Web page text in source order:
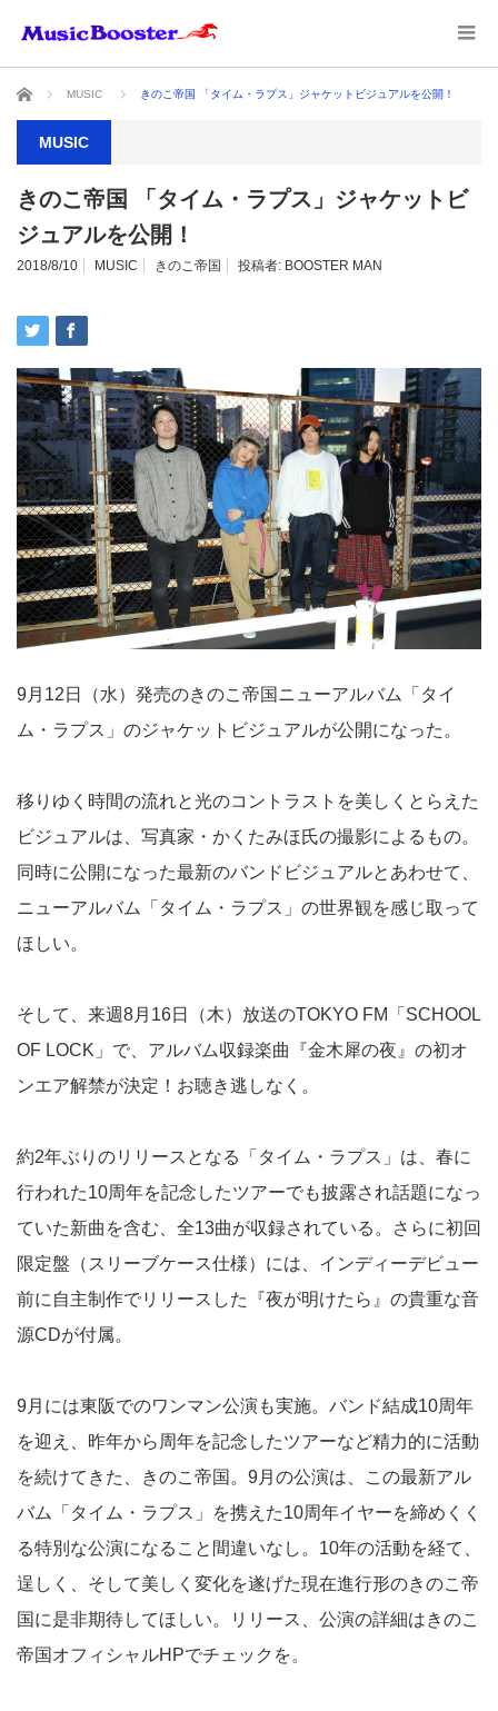
ホーム MUSIC きのこ帝国 「タイム・ラプス」ジャケットビジュアルを公開！
MUSIC
きのこ帝国 「タイム・ラプス」ジャケットビ
ジュアルを公開！
2018/8/10 MUSIC きのこ帝国 投稿者: BOOSTER MAN
9月12日（水）発売のきのこ帝国ニューアルバム「タイ
ム・ラプス」のジャケットビジュアルが公開になった。
移りゆく時間の流れと光のコントラストを美しくとらえた
ビジュアルは、写真家・かくたみほ氏の撮影によるもの。
同時に公開になった最新のバンドビジュアルとあわせて、
ニューアルバム「タイム・ラプス」の世界観を感じ取って
ほしい。
そして、来週8月16日（木）放送のTOKYO FM「SCHOOL
OF LOCK」で、アルバム収録楽曲『金木犀の夜』の初オ
ンエア解禁が決定！お聴き逃しなく。
約2年ぶりのリリースとなる「タイム・ラプス」は、春に
行われた10周年を記念したツアーでも披露され話題になっ
ていた新曲を含む、全13曲が収録されている。さらに初回
限定盤（スリーブケース仕様）には、インディーデビュー
前に自主制作でリリースした『夜が明けたら』の貴重な音
源CDが付属。
9月には東阪でのワンマン公演も実施。バンド結成10周年
を迎え、昨年から周年を記念したツアーなど精力的に活動
を続けてきた、きのこ帝国。9月の公演は、この最新アル
バム「タイム・ラプス」を携えた10周年イヤーを締めくく
る特別な公演になること間違いなし。10年の活動を経て、
逞しく、そして美しく変化を遂げた現在進行形のきのこ帝
国に是非期待してほしい。リリース、公演の詳細はきのこ
帝国オフィシャルHPでチェックを。